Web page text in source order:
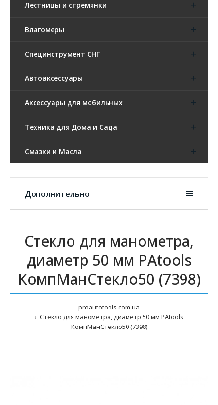
Лестницы и стремянки
Влагомеры
Специнструмент СНГ
Автоаксессуары
Аксессуары для мобильных
Техника для Дома и Сада
Смазки и Масла
Дополнительно
Стекло для манометра,
диаметр 50 мм PAtools
КомпМанСтекло50 (7398)
proautotools.com.ua
Стекло для манометра, диаметр 50 мм PAtools
КомпМанСтекло50 (7398)